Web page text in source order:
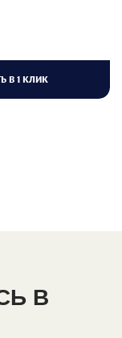
В 1 КЛИК
В